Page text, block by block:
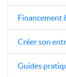
Financement
Créer son
Guides